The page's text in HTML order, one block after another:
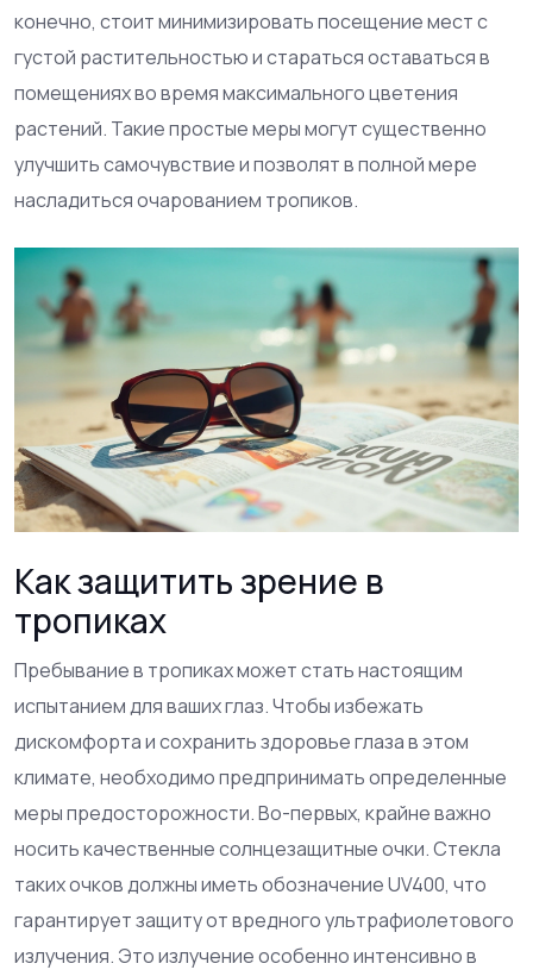
конечно, стоит минимизировать посещение мест с
густой растительностью и стараться оставаться в
помещениях во время максимального цветения
растений. Такие простые меры могут существенно
улучшить самочувствие и позволят в полной мере
насладиться очарованием тропиков.
Как защитить зрение в
тропиках
Пребывание в тропиках может стать настоящим
испытанием для ваших глаз. Чтобы избежать
дискомфорта и сохранить здоровье глаза в этом
климате, необходимо предпринимать определенные
меры предосторожности. Во-первых, крайне важно
носить качественные солнцезащитные очки. Стекла
таких очков должны иметь обозначение UV400, что
гарантирует защиту от вредного ультрафиолетового
излучения. Это излучение особенно интенсивно в